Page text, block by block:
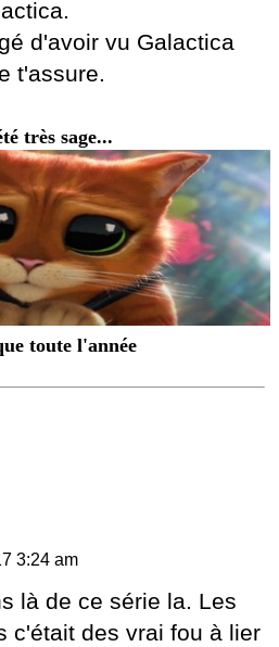
d'avoir vu Galactica
t'assure.
très sage...
toute l'année
3:24 am
là de ce série la. Les
c'était des vrai fou à lier